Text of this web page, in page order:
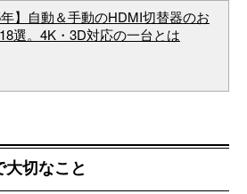
年】自動＆手動のHDMI切替器のお
選。4K・3D対応の一台とは
切なこと